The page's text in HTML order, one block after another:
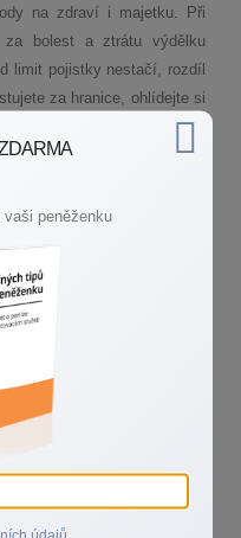
na zdraví i majetku. Při
za bolest a ztrátu výdělku
limit pojistky nestačí, rozdíl
za hranice, ohlídejte si
jen v České republice,
na světě.
tedy případy, na které se
návykových látek, škody
škody související
pravidla mívají i provoz
sport. Před podpisem si
nejasností se poraďte
pár let zrevidujte, protože
stěhováním se mohou vaše
pojistky s největším
peněženku
údajů